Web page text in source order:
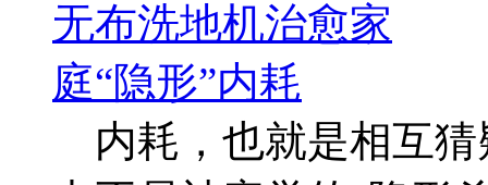
内耗，也就是相互猜